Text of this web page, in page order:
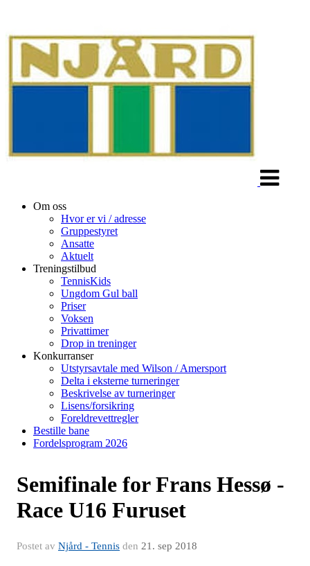
Om oss
Hvor er vi / adresse
Gruppestyret
Ansatte
Aktuelt
Treningstilbud
TennisKids
Ungdom Gul ball
Priser
Voksen
Privattimer
Drop in treninger
Konkurranser
Utstyrsavtale med Wilson / Amersport
Delta i eksterne turneringer
Beskrivelse av turneringer
Lisens/forsikring
Foreldrevettregler
Bestille bane
Fordelsprogram 2026
Semifinale for Frans Hessø -
Race U16 Furuset
Postet av Njård - Tennis den 21. sep 2018